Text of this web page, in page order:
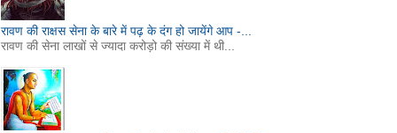
रावण की राक्षस सेना के बारे में पढ़ के दंग हो जायेंगे आप -...
रावण की सेना लाखों से ज्यादा करोड़ो की संख्या में थी...